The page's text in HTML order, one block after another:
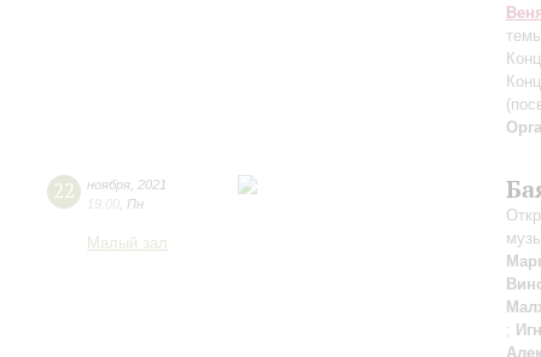
22 ноября 2021
19:00 Пн
Малый зал
;